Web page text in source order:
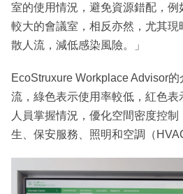
室的使用情況，避免資源錯配，例
較大的會議室，相反亦然，尤其
散人流，減低感染風險。」
EcoStruxure Workplace Advisor
流，綠色表示使用率較低，紅色
人員掌握情況，優化空間密度控
生、保安服務、照明和空調（